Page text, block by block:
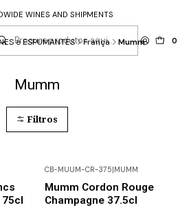
0
WINES AND SHIPMENTS
e ESPUMANTES França Mumm
Mumm
Filtros
75cl
CB-MUUM-CR-375|MUMM
Mumm Cordon Rouge
Champagne 37.5cl